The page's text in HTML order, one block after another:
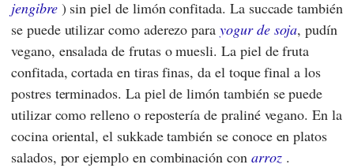
jengibre) sin piel de limón confitada. La succade también
se puede utilizar como aderezo parayogur de soja, pudín
vegano, ensalada de frutas o muesli. La piel de fruta
confitada, cortada en tiras finas, da el toque final a los
postres terminados. La piel de limón también se puede
utilizar como relleno o repostería de praliné vegano. En la
cocina oriental, el sukkade también se conoce en platos
salados, por ejemplo en combinación con arroz.